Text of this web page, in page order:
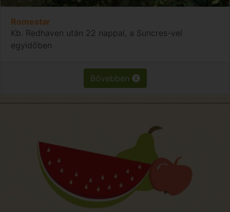
Romestar
Kb. Redhaven után 22 nappal, a Suncres-vel
egyidőben
Bővebben